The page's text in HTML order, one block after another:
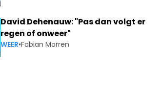
David Dehenauw: "Pas dan volgt er
regen of onweer"
WEER•Fabian Morren